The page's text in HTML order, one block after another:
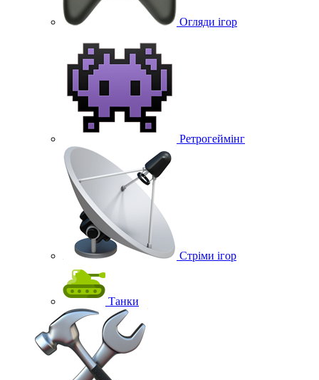
Огляди ігор
Ретрогеймінг
Стріми ігор
Танки